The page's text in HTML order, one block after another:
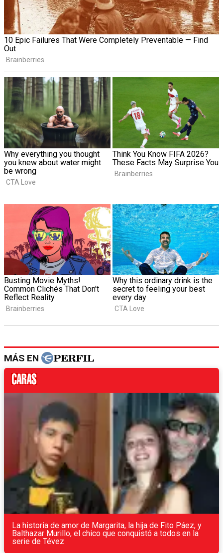
MÁS EN
La historia de amor de Margarita, la hija de Fito Páez, y
Balthazar Murillo, el chico que conquistó a todos en la
serie de Tévez